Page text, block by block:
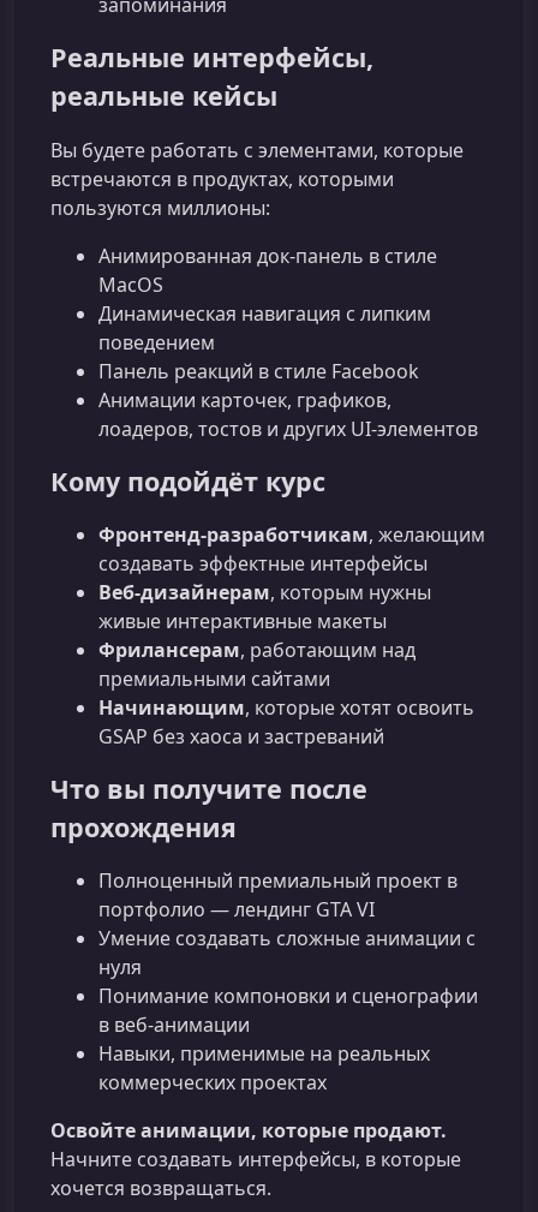
Реальные интерфейсы,
реальные кейсы
Вы будете работать с элементами, которые
встречаются в продуктах, которыми
пользуются миллионы:
Анимированная док-панель в стиле
MacOS
Динамическая навигация с липким
поведением
Панель реакций в стиле Facebook
Анимации карточек, графиков,
лоадеров, тостов и других UI-элементов
Кому подойдёт курс
Фронтенд-разработчикам, желающим
создавать эффектные интерфейсы
Веб-дизайнерам, которым нужны
живые интерактивные макеты
Фрилансерам, работающим над
премиальными сайтами
Начинающим, которые хотят освоить
GSAP без хаоса и застреваний
Что вы получите после
прохождения
Полноценный премиальный проект в
портфолио — лендинг GTA VI
Умение создавать сложные анимации с
нуля
Понимание компоновки и сценографии
в веб-анимации
Навыки, применимые на реальных
коммерческих проектах
Освойте анимации, которые продают.
Начните создавать интерфейсы, в которые
хочется возвращаться.